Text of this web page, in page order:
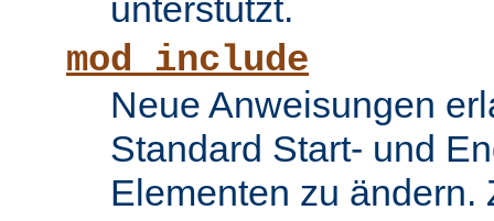
unterstützt.
mod_include
Neue Anweisungen
Standard Start- und
Elementen zu ändern.